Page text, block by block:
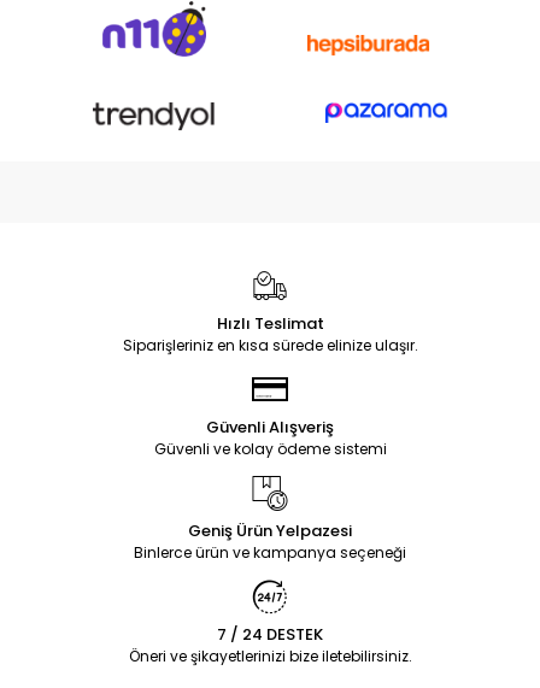
Hızlı Teslimat
Siparişleriniz en kısa sürede elinize ulaşır.
Güvenli Alışveriş
Güvenli ve kolay ödeme sistemi
Geniş Ürün Yelpazesi
Binlerce ürün ve kampanya seçeneği
7 / 24 DESTEK
Öneri ve şikayetlerinizi bize iletebilirsiniz.